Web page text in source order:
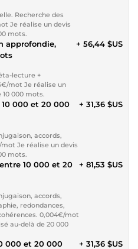
Recherche des
Je réalise un devis
mots.
approfondie,
lecture +
mot Je réalise un
000 mots.
+ 56,44 $US
000 et 20 000
accords,
Je réalise un devis
mots.
+ 31,36 $US
10 000 et 20
accords,
redondances,
0,004€/mot
au-delà de 20 000
+ 81,53 $US
000 et 20 000
+ 31,36 $US